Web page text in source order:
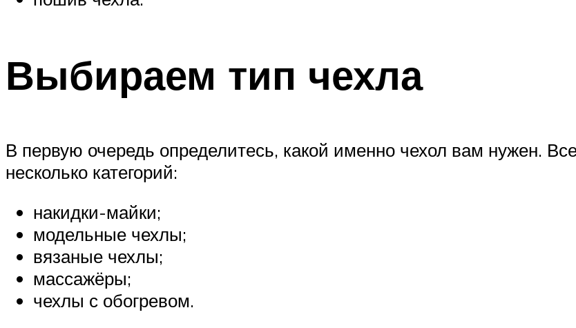
Выбираем тип чехла
В первую очередь определитесь, какой именно чехол вам нужен.
несколько категорий:
накидки-майки;
модельные чехлы;
вязаные чехлы;
массажёры;
чехлы с обогревом.